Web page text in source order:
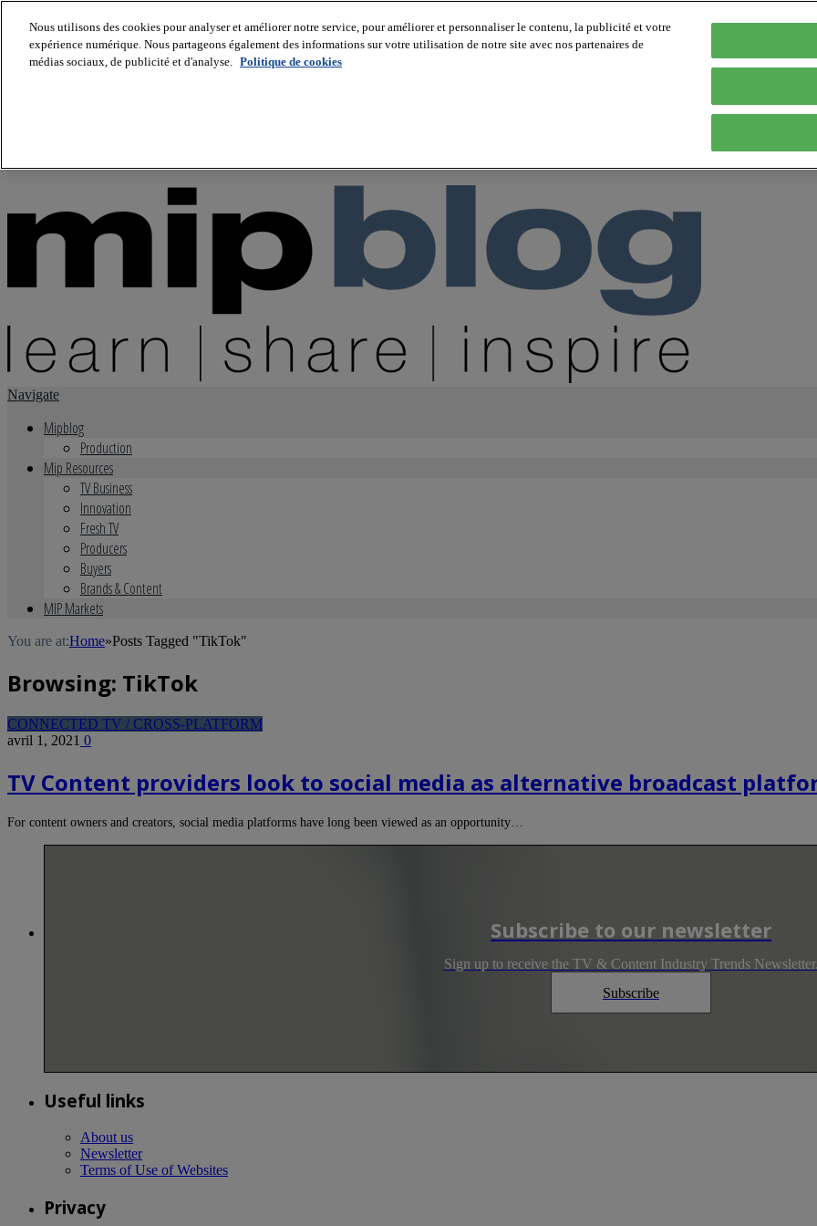
About us
Navigate
Mipblog
Production
Mip Resources
TV Business
Innovation
Fresh TV
Producers
Buyers
Brands & Content
MIP Markets
You are at:Home»Posts Tagged "TikTok"
Browsing: TikTok
CONNECTED TV / CROSS-PLATFORM
avril 1, 2021 0
TV Content providers look to social media as alternative broadcast
For content owners and creators, social media platforms have long been viewed as an opportunity…
Subscribe to our newsletter
Sign up to receive the TV & Content Industry Trends
Subscribe
Useful links
About us
Newsletter
Terms of Use of Websites
Privacy
Nous utilisons des cookies pour analyser et améliorer notre service, pour améliorer et personnaliser le contenu, la publicité et votre
expérience numérique. Nous partageons également des informations sur votre utilisation de notre site avec nos partenaires de
médias sociaux, de publicité et d'analyse. Politique de cookies